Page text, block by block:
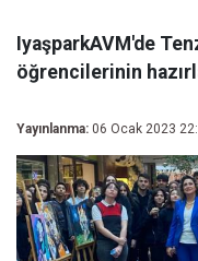
IyaşparkAVM'de
öğrencilerinin
Yayınlanma: 06 Ocak 2023